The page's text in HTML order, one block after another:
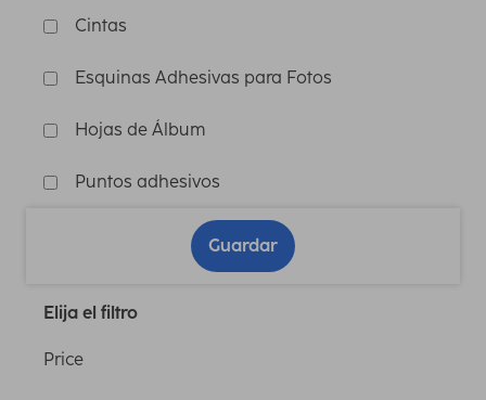
Cintas
Esquinas Adhesivas para Fotos
Hojas de Álbum
Puntos adhesivos
Guardar
Elija el filtro
Price